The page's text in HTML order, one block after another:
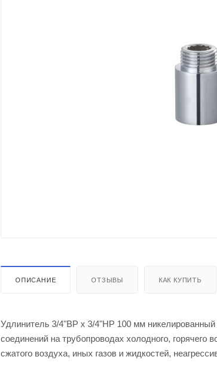
ОПИСАНИЕ ОТЗЫВЫ КАК КУПИТЬ
Удлинитель 3/4"ВР х 3/4"НР 100 мм
соединений на трубопроводах холодного, горячего
сжатого воздуха, иных газов и жидкостей,